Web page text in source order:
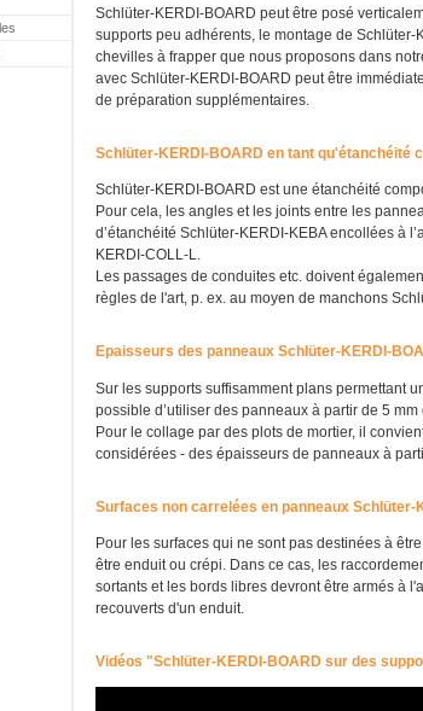
Schlüter-KERDI-BOARD peut être posé
supports peu adhérents, le montage de Schlüter-
chevilles à frapper que nous proposons dans
avec Schlüter-KERDI-BOARD peut être
de préparation supplémentaires.
Schlüter-KERDI-BOARD en tant qu'étanchéité
Schlüter-KERDI-BOARD est une étanchéité
Pour cela, les angles et les joints entre les
d’étanchéité Schlüter-KERDI-KEBA encollées à
KERDI-COLL-L.
Les passages de conduites etc. doivent
règles de l'art, p. ex. au moyen de manchons
Epaisseurs des panneaux Schlüter-KERDI-
Sur les supports suffisamment plans permettant
possible d’utiliser des panneaux à partir de 5 mm
Pour le collage par des plots de mortier, il
considérées - des épaisseurs de panneaux à
Surfaces non carrelées en panneaux Schlüter-
Pour les surfaces qui ne sont pas destinées à
être enduit ou crépi. Dans ce cas, les
sortants et les bords libres devront être armés à
recouverts d'un enduit.
Vidéos "Schlüter-KERDI-BOARD sur des